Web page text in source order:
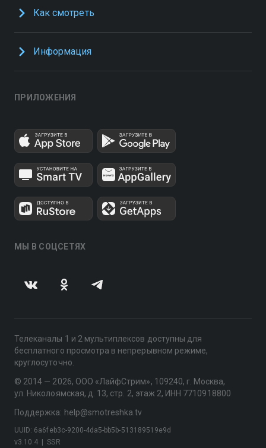
Как смотреть
Информация
ПРИЛОЖЕНИЯ
МЫ В СОЦСЕТЯХ
Телеканалы 1 и 2 мультиплексов доступны для
бесплатного просмотра в непрерывном режиме,
круглосуточно.
© 2014 — 2026, ООО «ЛайфСтрим», 109240, г. Москва,
ул. Николоямская, д. 13, стр. 2, этаж 2, ИНН 7710918800
Поддержка: help@smotreshka.tv
v3.10.4 SSR
UUID: 6a6feb3c-9200-4da5-bb5b-513189519e9d